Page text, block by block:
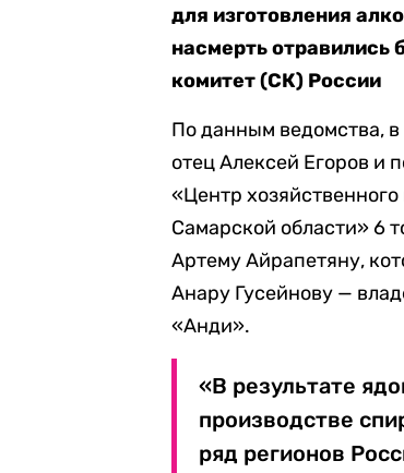
для изготовления
насмерть отравились
комитет (СК) России
По данным ведомства,
отец Алексей Егоров и
«Центр
Самарской области» 6
Артему Айрапетяну,
Анару Гусейнову —
«Анди».
«В результате
производстве
ряд регионов